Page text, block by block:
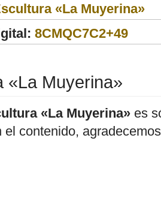
«La Muyerina»
8CMQC7C2+49
«La Muyerina»
«La Muyerina» es
contenido,